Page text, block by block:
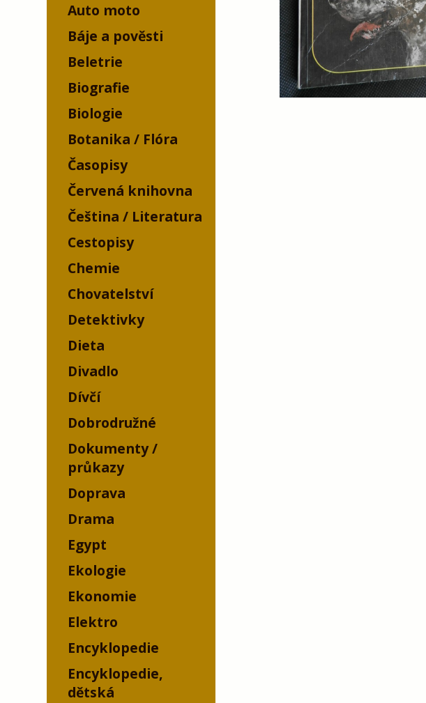
Auto moto
Báje a pověsti
Beletrie
Biografie
Biologie
Botanika / Flóra
Časopisy
Červená knihovna
Čeština / Literatura
Cestopisy
Chemie
Chovatelství
Detektivky
Dieta
Divadlo
Dívčí
Dobrodružné
Dokumenty /
průkazy
Doprava
Drama
Egypt
Ekologie
Ekonomie
Elektro
Encyklopedie
Encyklopedie,
dětská